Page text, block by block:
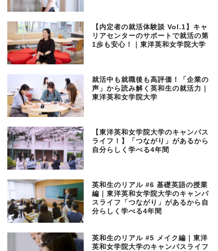
【内定者の就活体験談 Vol.1】キャ
リアセンターのサポートで就活の第
1歩も安心！｜東洋英和女学院大学
就活中も就職後も高評価！「企業の
声」から読み解く英和生の就活力｜
東洋英和女学院大学
【東洋英和女学院大学のキャンパス
ライフ！】「つながり」があるから
自分らしく学べる4年間
英和生のリアル #6 基礎英語の授業
編｜東洋英和女学院大学のキャンパ
スライフ「つながり」があるから自
分らしく学べる4年間
英和生のリアル #5 メイク編｜東洋
英和女学院大学のキャンパスライフ